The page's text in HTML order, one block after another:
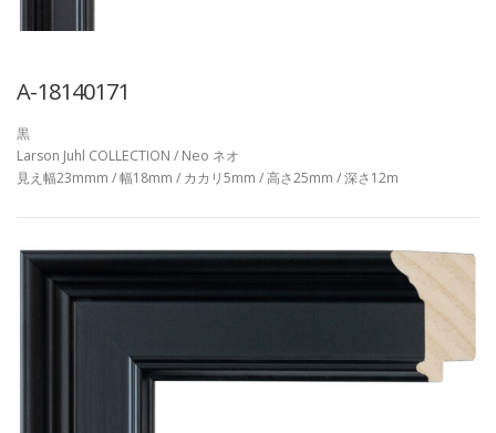
A-18140171
黒
Larson Juhl COLLECTION / Neo ネオ
見え幅23mmm / 幅18mm / カカリ5mm / 高さ25mm / 深さ12m